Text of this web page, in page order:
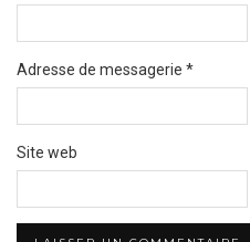
Adresse de messagerie *
Site web